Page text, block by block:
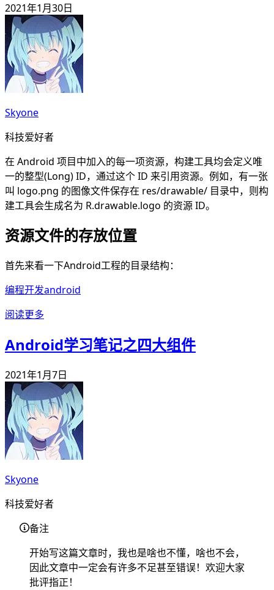
2021年1月30日
Skyone
科技爱好者
在 Android 项目中加入的每一项资源，构建工具均会定义唯
一的整型(Long) ID，通过这个 ID 来引用资源。例如，有一张
叫 logo.png 的图像文件保存在 res/drawable/ 目录中，则构
建工具会生成名为 R.drawable.logo 的资源 ID。
资源文件的存放位置
首先来看一下Android工程的目录结构：
编程开发android
阅读更多
Android学习笔记之四大组件
2021年1月7日
Skyone
科技爱好者
备注
开始写这篇文章时，我也是啥也不懂，啥也不会，
因此文章中一定会有许多不足甚至错误！欢迎大家
批评指正！